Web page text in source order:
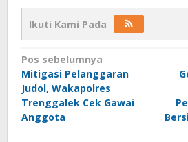
Ikuti Kami Pada
Navigasi
pos
Pos sebelumnya
Mitigasi Pelanggaran
Judol, Wakapolres
Trenggalek Cek Gawai
Anggota